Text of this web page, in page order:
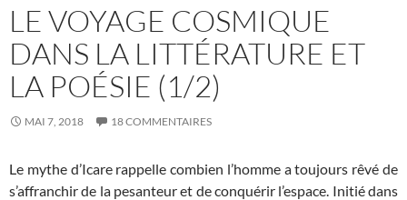
LE VOYAGE COSMIQUE
DANS LA LITTÉRATURE ET
LA POÉSIE (1/2)
MAI 7, 2018 18 COMMENTAIRES
Le mythe d’Icare rappelle combien l’homme a toujours rêvé de
s’affranchir de la pesanteur et de conquérir l’espace. Initié dans